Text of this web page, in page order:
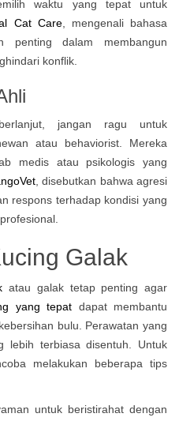
waktu yang tepat untuk
Cat Care, mengenali bahasa
penting dalam membangun
konflik.
jangan ragu untuk
atau behaviorist. Mereka
medis atau psikologis yang
, disebutkan bahwa agresi
respons terhadap kondisi yang
Galak
atau galak tetap penting agar
yang tepat dapat membantu
bulu. Perawatan yang
lebih terbiasa disentuh. Untuk
melakukan beberapa tips
untuk beristirahat dengan